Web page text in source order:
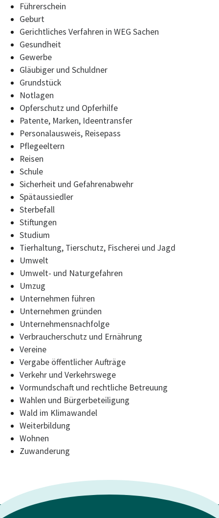
Führerschein
Geburt
Gerichtliches Verfahren in WEG Sachen
Gesundheit
Gewerbe
Gläubiger und Schuldner
Grundstück
Notlagen
Opferschutz und Opferhilfe
Patente, Marken, Ideentransfer
Personalausweis, Reisepass
Pflegeeltern
Reisen
Schule
Sicherheit und Gefahrenabwehr
Spätaussiedler
Sterbefall
Stiftungen
Studium
Tierhaltung, Tierschutz, Fischerei und Jagd
Umwelt
Umwelt- und Naturgefahren
Umzug
Unternehmen führen
Unternehmen gründen
Unternehmensnachfolge
Verbraucherschutz und Ernährung
Vereine
Vergabe öffentlicher Aufträge
Verkehr und Verkehrswege
Vormundschaft und rechtliche Betreuung
Wahlen und Bürgerbeteiligung
Wald im Klimawandel
Weiterbildung
Wohnen
Zuwanderung